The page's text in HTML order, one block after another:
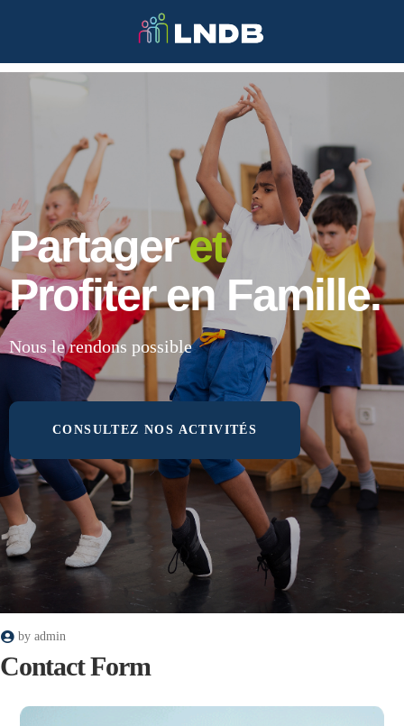
Partageret
Profiter en Famille.
Nous le rendons possible
CONSULTEZ NOS ACTIVITÉS
by admin
Contact Form